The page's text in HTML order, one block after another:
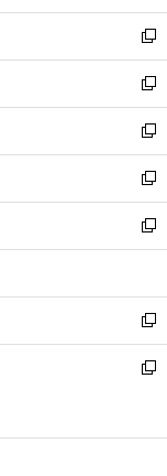
開
く
ウ
で
開
く
ン
ド
ウ
で
開
く
ウ
ィ
ン
ド
ウ
で
開
く
新
し
い
ウ
ィ
ン
ド
ウ
で
開
新
し
い
ウ
ィ
ン
ド
ウ
開
く
新
し
い
ウ
ィ
ン
ウ
で
開
く
新
し
い
ウ
ン
ド
ウ
で
新
し
ウ
ィ
ン
ド
開
新
し
い
ン
新
ウ